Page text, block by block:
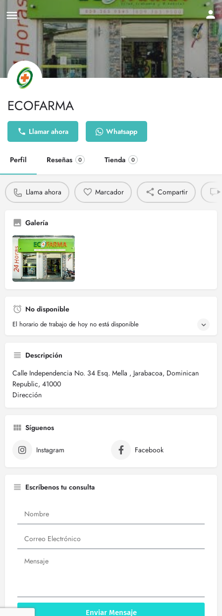
ECOFARMA
Llamar ahora Whatsapp
Perfil Reseñas 0 Tienda 0
Llama ahora Marcador Compartir
Galería
No disponible
El horario de trabajo de hoy no está disponible
Descripción
Calle Independencia No. 34 Esq. Mella , Jarabacoa, Dominican
Republic, 41000
Dirección
Síguenos
Instagram Facebook
Escríbenos tu consulta
Enviar Mensaje